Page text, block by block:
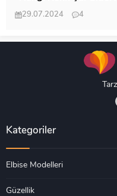
29.07.2024
4
Kategoriler
Elbise Modelleri
Güzellik